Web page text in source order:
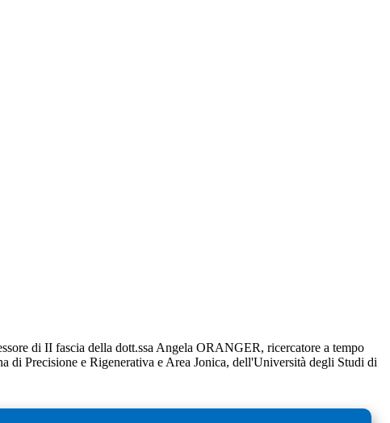
di II fascia della dott.ssa Angela ORANGER, ricercatore a tempo
Precisione e Rigenerativa e Area Jonica, dell'Università degli Studi di